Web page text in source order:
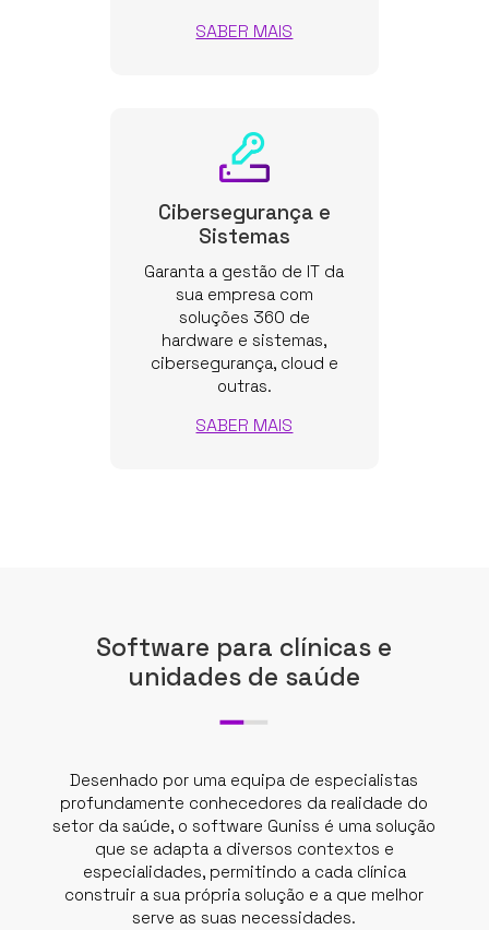
SABER MAIS
Cibersegurança e
Sistemas
Garanta a gestão de IT da
sua empresa com
soluções 360 de
hardware e sistemas,
cibersegurança, cloud e
outras.
SABER MAIS
Software para clínicas e
unidades de saúde
Desenhado por uma equipa de especialistas
profundamente conhecedores da realidade do
setor da saúde, o software Guniss é uma solução
que se adapta a diversos contextos e
especialidades, permitindo a cada clínica
construir a sua própria solução e a que melhor
serve as suas necessidades.